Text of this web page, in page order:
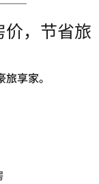
，节省旅
享家。